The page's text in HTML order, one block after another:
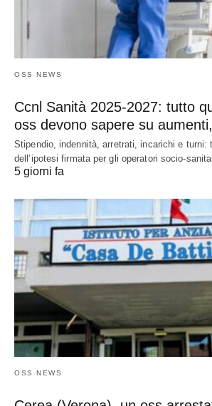
OSS NEWS
Ccnl Sanità 2025-2027: tutto
oss devono sapere su
Stipendio, indennità, arretrati, incarichi e turni:
dell’ipotesi firmata per gli operatori socio-
5 giorni fa
OSS NEWS